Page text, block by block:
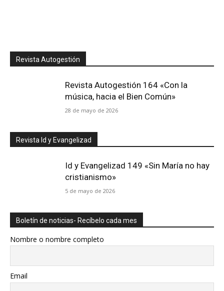
Revista Autogestión
Revista Autogestión 164 «Con la
música, hacia el Bien Común»
28 de mayo de 2026
Revista Id y Evangelizad
Id y Evangelizad 149 «Sin María no hay
cristianismo»
5 de mayo de 2026
Boletín de noticias- Recíbelo cada mes
Nombre o nombre completo
Email